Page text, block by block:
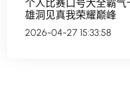
个人比赛口号大全霸
雄洞见真我荣耀巅峰
2026-04-27 15:33:58